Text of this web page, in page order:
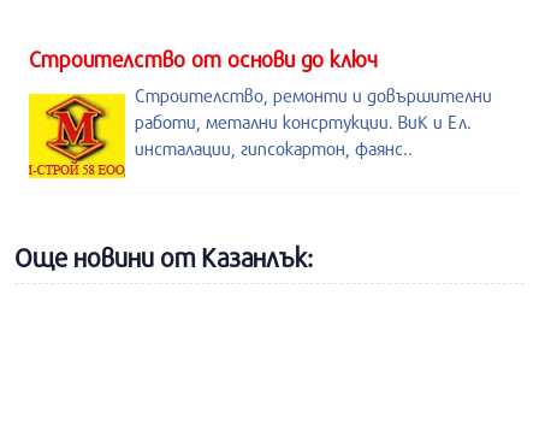
Строителство от основи до ключ
Строителство, ремонти и довършителни
работи, метални консртукции. ВиК и Ел.
инсталации, гипсокартон, фаянс..
Още новини от Казанлък: